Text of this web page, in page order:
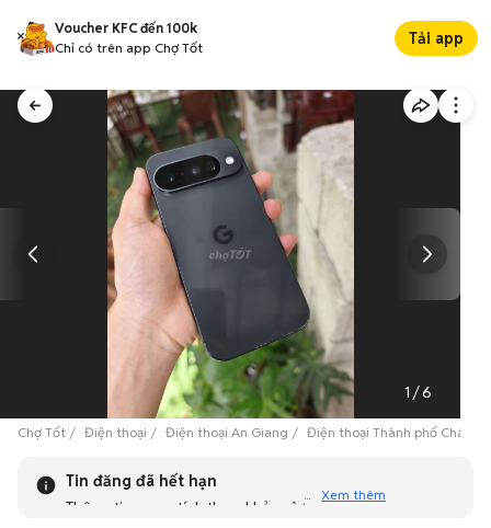
Voucher KFC đến 100k
Chỉ có trên app Chợ Tốt
Tải app
1 /6
Chợ Tốt Điện thoại Điện thoại An Giang Điện thoại Thành phố Châu
Tin đăng đã hết hạn
Thông tin mang tính tham khảo và bạn không thể liên hệ
Xem thêm